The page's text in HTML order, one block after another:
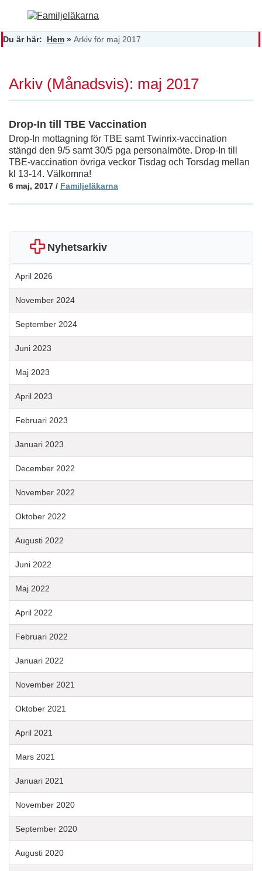
Du är här: Hem » Arkiv för maj 2017
Arkiv (Månadsvis): maj 2017
Drop-In till TBE Vaccination
Drop-In mottagning för TBE samt Twinrix-vaccination
stängd den 9/5 samt 30/5 pga personalmöte. Drop-In till
TBE-vaccination övriga veckor Tisdag och Torsdag mellan
kl 13-14. Välkomna!
6 maj, 2017 / Familjeläkarna
Nyhetsarkiv
April 2026
November 2024
September 2024
Juni 2023
Maj 2023
April 2023
Februari 2023
Januari 2023
December 2022
November 2022
Oktober 2022
Augusti 2022
Juni 2022
Maj 2022
April 2022
Februari 2022
Januari 2022
November 2021
Oktober 2021
April 2021
Mars 2021
Januari 2021
November 2020
September 2020
Augusti 2020